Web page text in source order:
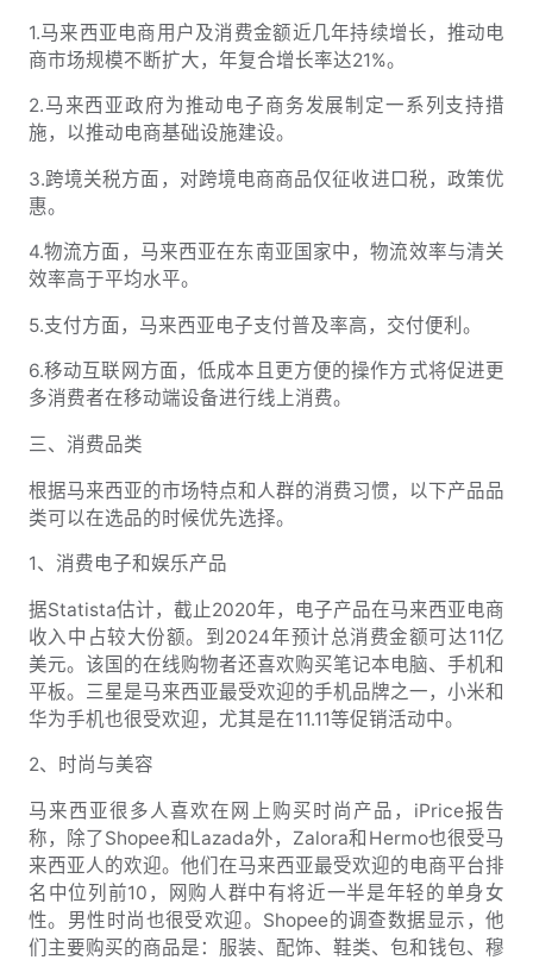
1.马来西亚电商用户及消费金额近几年持续增长，推动电
商市场规模不断扩大，年复合增长率达21%。
2.马来西亚政府为推动电子商务发展制定一系列支持措
施，以推动电商基础设施建设。
3.跨境关税方面，对跨境电商商品仅征收进口税，政策优
惠。
4.物流方面，马来西亚在东南亚国家中，物流效率与清关
效率高于平均水平。
5.支付方面，马来西亚电子支付普及率高，交付便利。
6.移动互联网方面，低成本且更方便的操作方式将促进更
多消费者在移动端设备进行线上消费。
三、消费品类
根据马来西亚的市场特点和人群的消费习惯，以下产品品
类可以在选品的时候优先选择。
1、消费电子和娱乐产品
据Statista估计，截止2020年，电子产品在马来西亚电商
收入中占较大份额。到2024年预计总消费金额可达11亿
美元。该国的在线购物者还喜欢购买笔记本电脑、手机和
平板。三星是马来西亚最受欢迎的手机品牌之一，小米和
华为手机也很受欢迎，尤其是在11.11等促销活动中。
2、时尚与美容
马来西亚很多人喜欢在网上购买时尚产品，iPrice报告
称，除了Shopee和Lazada外，Zalora和Hermo也很受马
来西亚人的欢迎。他们在马来西亚最受欢迎的电商平台排
名中位列前10，网购人群中有将近一半是年轻的单身女
性。男性时尚也很受欢迎。Shopee的调查数据显示，他
们主要购买的商品是：服装、配饰、鞋类、包和钱包、穆